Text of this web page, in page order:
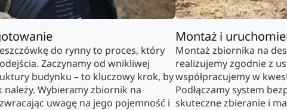
do rynny to proces, który
Zaczynamy od wnikliwej
budynku – to kluczowy krok, by
należy. Wybieramy zbiornik na
uwagę na jego pojemność i
Montaż i
Montaż zbiornika na
realizujemy zgodnie z
współpracujemy w
Podłączamy system
skuteczne zbieranie i